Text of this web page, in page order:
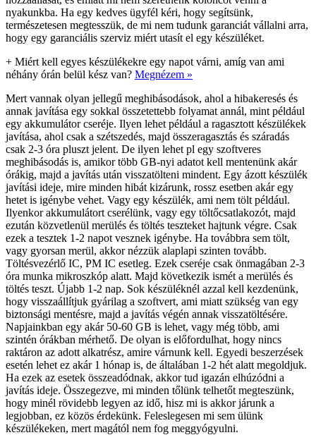
nyakunkba. Ha egy kedves ügyfél kéri, hogy segítsünk,
természetesen megtesszük, de mi nem tudunk garanciát vállalni arra,
hogy egy garanciális szerviz miért utasít el egy készüléket.
+ Miért kell egyes készülékekre egy napot várni, amíg van ami
néhány órán belül kész van? Megnézem »
Mert vannak olyan jellegű meghibásodások, ahol a hibakeresés és
annak javítása egy sokkal összetettebb folyamat annál, mint például
egy akkumulátor cseréje. Ilyen lehet például a ragasztott készülékek
javítása, ahol csak a szétszedés, majd összeragasztás és száradás
csak 2-3 óra pluszt jelent. De ilyen lehet pl egy szoftveres
meghibásodás is, amikor több GB-nyi adatot kell mentenünk akár
órákig, majd a javítás után visszatölteni mindent. Egy ázott készülék
javítási ideje, mire minden hibát kizárunk, rossz esetben akár egy
hetet is igénybe vehet. Vagy egy készülék, ami nem tölt például.
Ilyenkor akkumulátort cserélünk, vagy egy töltőcsatlakozót, majd
ezután közvetlenül merülés és töltés teszteket hajtunk végre. Csak
ezek a tesztek 1-2 napot vesznek igénybe. Ha továbbra sem tölt,
vagy gyorsan merül, akkor nézzük alaplapi szinten tovább.
Töltésvezérlő IC, PM IC esetleg. Ezek cseréje csak önmagában 2-3
óra munka mikroszkóp alatt. Majd következik ismét a merülés és
töltés teszt. Újabb 1-2 nap. Sok készüléknél azzal kell kezdenünk,
hogy visszaállítjuk gyárilag a szoftvert, ami miatt szükség van egy
biztonsági mentésre, majd a javítás végén annak visszatöltésére.
Napjainkban egy akár 50-60 GB is lehet, vagy még több, ami
szintén órákban mérhető. De olyan is előfordulhat, hogy nincs
raktáron az adott alkatrész, amire várnunk kell. Egyedi beszerzések
esetén lehet ez akár 1 hónap is, de általában 1-2 hét alatt megoldjuk.
Ha ezek az esetek összeadódnak, akkor tud igazán elhúzódni a
javítás ideje. Összegezve, mi minden tőlünk telhetőt megteszünk,
hogy minél rövidebb legyen az idő, hisz mi is akkor járunk a
legjobban, ez közös érdekünk. Feleslegesen mi sem ülünk
készülékeken, mert magától nem fog meggyógyulni.